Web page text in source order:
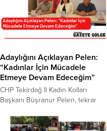
Adaylığını Açıklayan Pelen:
“Kadınlar İçin Mücadele
Etmeye Devam Edeceğim”
CHP Tekirdağ İl Kadın Kolları
Başkanı Büşranur Pelen, tekrar
için mücadele etmeye devam